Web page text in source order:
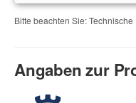
Bitte beachten Sie:
Angaben zur